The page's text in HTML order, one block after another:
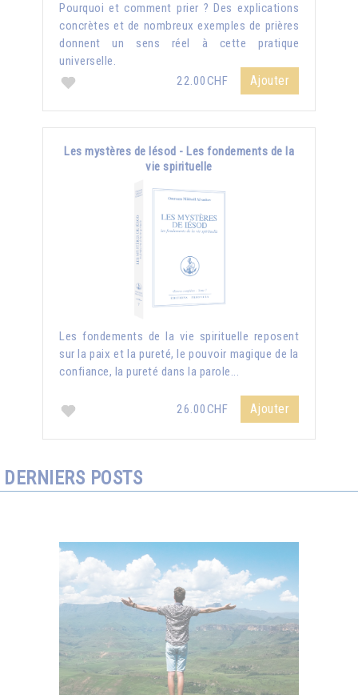
Pourquoi et comment prier ? Des explications
concrètes et de nombreux exemples de prières
donnent un sens réel à cette pratique
universelle.
22.00CHF
Ajouter
Les mystères de Iésod - Les fondements de la
vie spirituelle
Les fondements de la vie spirituelle reposent
sur la paix et la pureté, le pouvoir magique de la
confiance, la pureté dans la parole...
26.00CHF Ajouter
DERNIERS POSTS